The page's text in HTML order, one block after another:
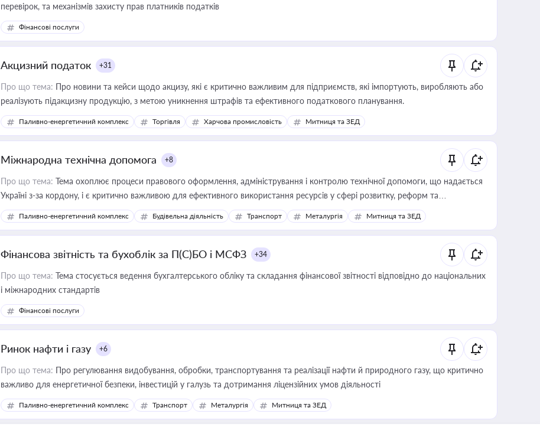
перевірок, та механізмів захисту прав платників податків
Фінансові послуги
Акцизний податок +31
Про що тема: Про новини та кейси щодо акцизу, які є критично важливим для підприємств, які імпортують, виробляють або
реалізують підакцизну продукцію, з метою уникнення штрафів та ефективного податкового планування.
Паливно-енергетичний комплекс Торгівля Харчова промисловість Митниця та ЗЕД
Міжнародна технічна допомога +8
Про що тема: Тема охоплює процеси правового оформлення, адміністрування і контролю технічної допомоги, що надається
Україні з-за кордону, і є критично важливою для ефективного використання ресурсів у сфері розвитку, реформ та
інфраструктурних проєктів
Паливно-енергетичний комплекс Будівельна діяльність Транспорт Металургія Митниця та ЗЕД
Фінансова звітність та бухоблік за П(С)БО і МСФЗ +34
Про що тема: Тема стосується ведення бухгалтерського обліку та складання фінансової звітності відповідно до національних
і міжнародних стандартів
Фінансові послуги
Ринок нафти і газу +6
Про що тема: Про регулювання видобування, обробки, транспортування та реалізації нафти й природного газу, що критично
важливо для енергетичної безпеки, інвестицій у галузь та дотримання ліцензійних умов діяльності
Паливно-енергетичний комплекс Транспорт Металургія Митниця та ЗЕД